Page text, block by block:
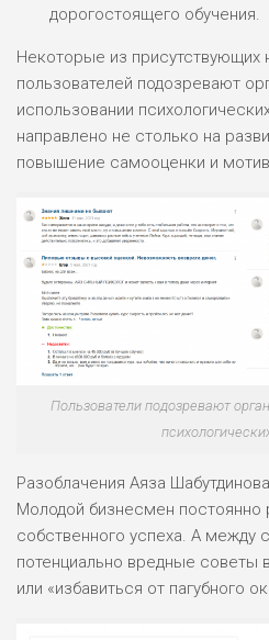
дорогостоящего обучения.
Некоторые из присутствующих
пользователей подозревают
использовании
направлено не столько на
повышение самооценки и
Пользователи подозревают
Разоблачения Аяза
Молодой бизнесмен
собственного успеха. А между
потенциально вредные советы
или «избавиться от пагубного